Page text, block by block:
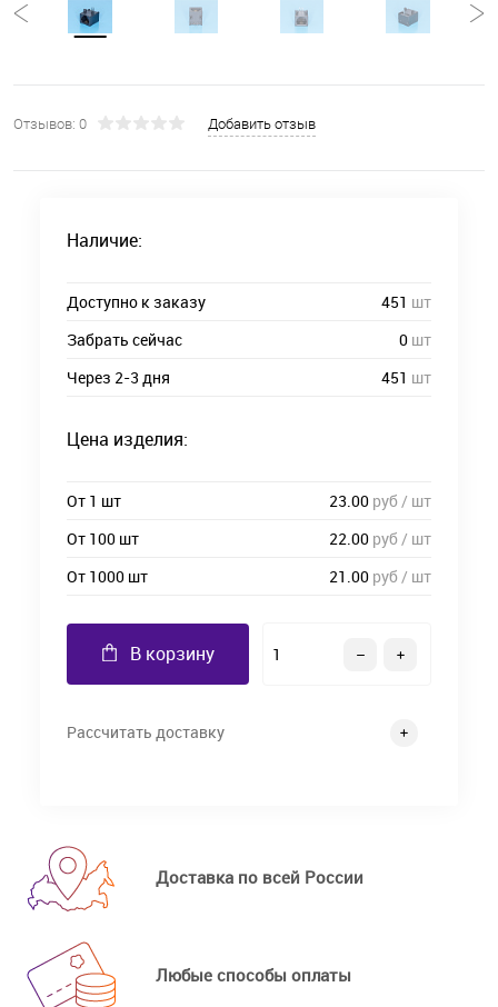
Отзывов: 0 Добавить отзыв
Наличие:
Доступно к заказу 451 шт
Забрать сейчас
0 шт
Через 2-3 дня
451 шт
Цена изделия:
От 1 шт 23.00 руб / шт
От 100 шт
22.00 руб / шт
От 1000 шт
21.00 руб / шт
В корзину
Рассчитать доставку
Доставка по всей России
Любые способы оплаты